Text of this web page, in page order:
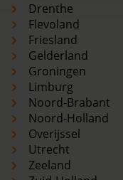
Drenthe
Flevoland
Friesland
Gelderland
Groningen
Limburg
Noord-Brabant
Noord-Holland
Overijssel
Utrecht
Zeeland